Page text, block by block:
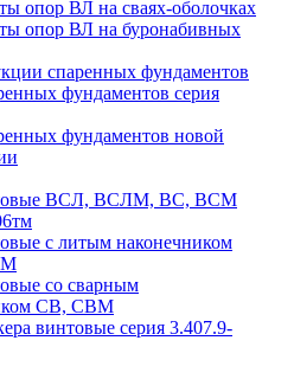
опор ВЛ на сваях-оболочках
опор ВЛ на буронабивных
спаренных фундаментов
фундаментов серия
фундаментов новой
ВСЛ, ВСЛМ, ВС, ВСМ
с литым наконечником
со сварным
СВ, СВМ
винтовые серия 3.407.9-